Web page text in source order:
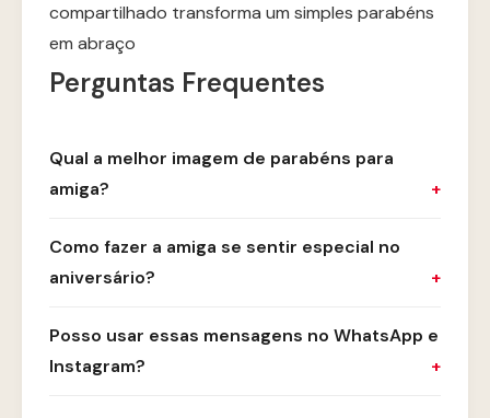
compartilhado transforma um simples parabéns
em abraço
Perguntas Frequentes
Qual a melhor imagem de parabéns para
amiga?
Como fazer a amiga se sentir especial no
aniversário?
Posso usar essas mensagens no WhatsApp e
Instagram?